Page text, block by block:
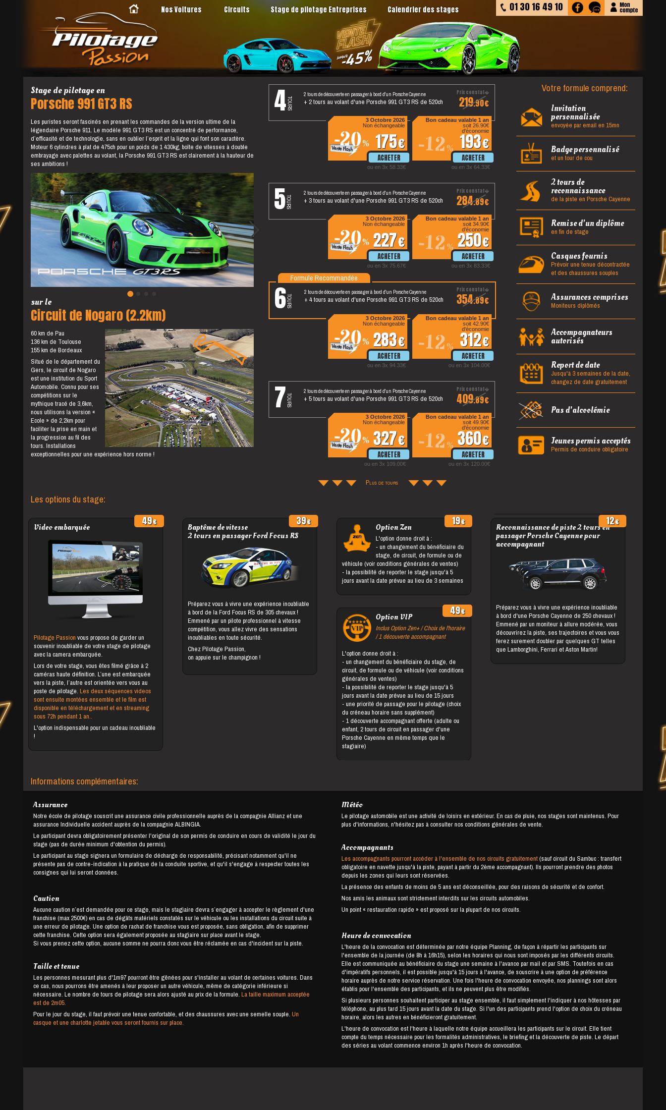
Nos Voitures Circuits Stage de pilotage Entreprises Calendrier des stages 01 30 16 49 10 Mon
compte
Stage de pilotage en
Porsche 991 GT3 RS
Les puristes seront fascinés en prenant les commandes de la version ultime de la
légendaire Porsche 911. Le modèle 991 GT3 RS est un concentré de performance,
d’efficacité et de technologie, sans en oublier l’esprit et la ligne qui font son caractère.
Moteur 6 cylindres à plat de 475ch pour un poids de 1 430kg, boîte de vitesses à double
embrayage avec palettes au volant, la Porsche 991 GT3 RS est clairement à la hauteur de
ses ambitions !
sur le
Circuit de Nogaro (2.2km)
60 km de Pau
136 km de Toulouse
155 km de Bordeaux
Situé de le département du
Gers, le circuit de Nogaro
est une institution du Sport
Automobile. Connu pour ses
compétitions sur le
mythique tracé de 3,6km,
nous utilisons la version «
Ecole » de 2,2km pour
faciliter la prise en main et
la progression au fil des
tours. Installations
exceptionnelles pour une expérience hors norme !
4tours
2 tours de découverte en passager à bord d'un Porsche Cayenne
+ 2 tours au volant d'une Porsche 991 GT3 RS de 520ch 219.90
Bon cadeau valable 1 an
193
ou en 3x 64.33
-12%
soit 26.90
d'économie
3 Octobre 2026
Non échangeable
175
ou en 3x 58.33
-20%
5tours
2 tours de découverte en passager à bord d'un Porsche Cayenne
+ 3 tours au volant d'une Porsche 991 GT3 RS de 520ch 284.89
Bon cadeau valable 1 an
250
ou en 3x 83.33
-12%
soit 34.90
d'économie
3 Octobre 2026
Non échangeable
227
ou en 3x 75.67
-20%
6tours
2 tours de découverte en passager à bord d'un Porsche Cayenne
+ 4 tours au volant d'une Porsche 991 GT3 RS de 520ch 354.89
Bon cadeau valable 1 an
312
ou en 3x 104.00
-12%
soit 42.90
d'économie
3 Octobre 2026
Non échangeable
283
ou en 3x 94.33
-20%
Formule Recommandée
7tours
2 tours de découverte en passager à bord d'un Porsche Cayenne
+ 5 tours au volant d'une Porsche 991 GT3 RS de 520ch 409.89
Bon cadeau valable 1 an
360
ou en 3x 120.00
-12%
soit 49.90
d'économie
3 Octobre 2026
Non échangeable
327
ou en 3x 109.00
-20%
Plus de tours
Votre formule comprend:
Invitation
personnalisée
envoyée par email en 15mn
Badge personnalisé
et un tour de cou
2 tours de
reconnaissance
de la piste en Porsche Cayenne
Remise d'un diplôme
en fin de stage
Casques fournis
Prévoir une tenue décontractée
et des chaussures souples
Assurances comprises
Moniteurs diplômés
Accompagnateurs
autorisés
Report de date
Jusqu'à 3 semaines de la date,
changez de date gratuitement
Pas d'alcoolémie
Jeunes permis acceptés
Permis de conduire obligatoire
Les options du stage:
Video embarquée
49
Pilotage Passionvous propose de garder un
souvenir inoubliable de votre stage de pilotage
avec la camera embarquée.
Lors de votre stage, vous êtes filmé grâce à 2
caméras haute définition. L’une est embarquée
vers la piste, l’autre est orientée vers vous au
poste de pilotage.Les deux séquences videos
sont ensuite montées ensemble et le film est
disponible en téléchargement et en streaming
sous 72h pendant 1 an..
L'option indispensable pour un cadeau inoubliable
!
Baptême de vitesse
2 tours en passager Ford Focus RS
39
Préparez vous à vivre une expérience inoubliable
à bord de la Ford Focus RS de 305 chevaux !
Emmené par un pilote professionnel à vitesse
compétition, vous allez vivre des sensations
inoubliables en toute sécurité.
Chez Pilotage Passion,
on appuie sur le champignon !
Option Zen
19
L'option donne droit à :
- un changement du bénéficiaire du
stage, de circuit, de formule ou de
véhicule (voir conditions générales de ventes)
- la possibilité de reporter le stage jusqu'à 5
jours avant la date prévue au lieu de 3 semaines
Option VIP
49
Inclus Option Zen+ / Choix de l'horaire
/ 1 découverte accompagnant
L'option donne droit à :
- un changement du bénéficiaire du stage, de
circuit, de formule ou de véhicule (voir conditions
générales de ventes)
- la possibilité de reporter le stage jusqu'à 5
jours avant la date prévue au lieu de 15 jours
- une priorité de passage pour le pilotage (choix
du créneau horaire sans supplément)
- 1 découverte accompagnant offerte (adulte ou
enfant, 2 tours de circuit en passager d'une
Porsche Cayenne en même temps que le
stagiaire)
Reconnaissance de piste 2 tours en
passager Porsche Cayenne pour
accompagnant
12
Préparez vous à vivre une expérience inoubliable
à bord d'une Porsche Cayenne de 250 chevaux !
Emmené par un moniteur à allure modérée, vous
découvrirez la piste, ses trajectoires et vous vous
ferez surement doubler par quelques GT telles
que Lamborghini, Ferrari et Aston Martin!
Informations complémentaires:
Assurance
Notre école de pilotage souscrit une assurance civile professionnelle auprès de la compagnie Allianz et une
assurance Individuelle accident auprès de la compagnie ALBINGIA.
Le participant devra obligatoirement présenter l'original de son permis de conduire en cours de validité le jour du
stage (pas de durée minimum d'obtention du permis).
Le participant au stage signera un formulaire de décharge de responsabilité, précisant notamment qu'il ne
présente pas de contre-indication à la pratique de la conduite sportive, et qu'il s'engage à respecter toutes les
consignes qui lui seront données.
Caution
Aucune caution n’est demandée pour ce stage, mais le stagiaire devra s’engager à accepter le règlement d'une
franchise (max 2500€) en cas de dégâts matériels constatés sur le véhicule ou les installations du circuit suite à
une erreur de pilotage. Une option de rachat de franchise vous est proposée, sans obligation, afin de supprimer
cette franchise. Cette option sera également proposée au stagiaire sur place avant le stage.
Si vous prenez cette option, aucune somme ne pourra donc vous être réclamée en cas d'incident sur la piste.
Taille et tenue
Les personnes mesurant plus d'1m97 pourront être gênées pour s'installer au volant de certaines voitures. Dans
ce cas, nous pourrons être amenés à leur proposer un autre véhicule, même de catégorie inférieure si
nécessaire. Le nombre de tours de pilotage sera alors ajusté au prix de la formule.La taille maximum acceptée
est de 2m05.
Pour le jour du stage, il faut prévoir une tenue confortable, et des chaussures avec une semelle souple.Un
casque et une charlotte jetable vous seront fournis sur place.
Météo
Le pilotage automobile est une activité de loisirs en extérieur. En cas de pluie, nos stages sont maintenus. Pour
plus d'informations, n'hésitez pas à consulter nos conditions générales de vente.
Accompagnants
Les accompagnants pourront accéder à l'ensemble de nos circuits gratuitement(sauf circuit du Sambuc : transfert
obligatoire en navette jusqu'à la piste, payant à partir du 2ème accompagnant). Ils pourront prendre des photos
depuis les zones qui leurs sont réservées.
La présence des enfants de moins de 5 ans est déconseillée, pour des raisons de sécurité et de confort.
Nos amis les animaux sont strictement interdits sur les circuits automobiles.
Un point « restauration rapide » est proposé sur la plupart de nos circuits.
Heure de convocation
L'heure de la convocation est déterminée par notre équipe Planning, de façon à répartir les participants sur
l'ensemble de la journée (de 8h à 16h15), selon les horaires qui nous sont imposés par les différents circuits.
Elle est communiquée au bénéficiaire du stage une semaine à l'avance par mail et par SMS. Toutefois en cas
d'impératifs personnels, il est possible jusqu'à 15 jours à l'avance, de souscrire à une option de préférence
horaire auprès de notre service réservation. Une fois l'heure de convocation envoyée, nos plannings sont alors
établis pour l'ensemble des participants, et ils ne peuvent plus être modifiés.
Si plusieurs personnes souhaitent participer au stage ensemble, il faut simplement l'indiquer à nos hôtesses par
téléphone, au plus tard 15 jours avant la date du stage. Si l'un des participants prend l'option de choix du créneau
horaire, alors les autres en bénéficieront gratuitement.
L'heure de convocation est l'heure à laquelle notre équipe accueillera les participants sur le circuit. Elle tient
compte du temps nécessaire pour les formalités administratives, le briefing et la découverte de piste. Le départ
des séries au volant commence environ 1h après l'heure de convocation.